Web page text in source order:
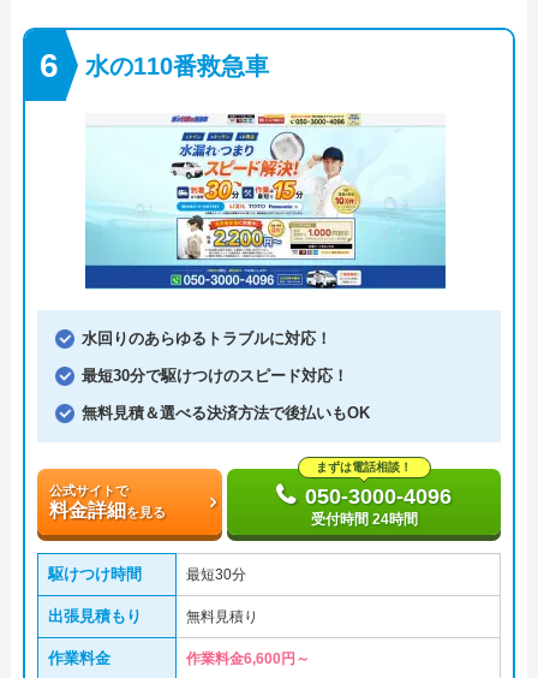
水の110番救急車
水回りのあらゆるトラブルに対応！
最短30分で駆けつけのスピード対応！
無料見積＆選べる決済方法で後払いもOK
公式サイトで
料金詳細を見る
まずは電話相談！
050-3000-4096
受付時間 24時間
駆けつけ時間 最短30分
出張見積もり 無料見積り
作業料金 作業料金6,600円～